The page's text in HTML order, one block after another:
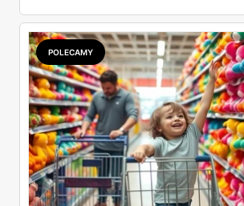
kupowania przepłaconych napojów w
restauracyjnych. Połączenie funkcji,
izolujący kubek termiczny z gorącą kawą
butelka na wodę, tworzy idealny,
niemu wielogodzinne przemieszczanie
miejsce staje się znacznie
pewność, że nasze ulubione napoje są
POLECAMY